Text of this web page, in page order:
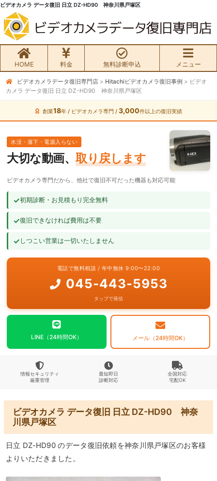
ビデオカメラ データ復旧 日立 DZ-HD90 神奈川県戸塚区
HOME 料金 無料診断申込 メニュー
無料初期診断お申込み
ビデオカメラ データ復旧HOME
料金・メニュー
サービスの流れ
よくあるご質問
ビデオカメラデータ復旧専門店 > Hitachiビデオカメラ復旧事例 > ビデオ
カメラ データ復旧 日立 DZ-HD90 神奈川県戸塚区
創業18年 / ビデオカメラ専門 / 3,000件以上の復旧実績
水没・落下・電源入らない
大切な動画、 取り戻します
ビデオカメラ専門だから、他社で復旧不可だった機器も対応可能
✓初期診断・お見積もり完全無料
✓復旧できなければ費用は不要
✓しつこい営業は一切いたしません
電話で無料相談 / 年中無休 9:00〜22:00
045-443-5953
タップで発信
LINE（24時間OK） メール（24時間OK）
情報セキュリティ
厳重管理
最短即日
診断対応
全国対応
宅配OK
ビデオカメラ データ復旧 日立 DZ-HD90 神奈
川県戸塚区
日立 DZ-HD90 のデータ復旧依頼を神奈川県戸塚区のお客様
よりいただきました。